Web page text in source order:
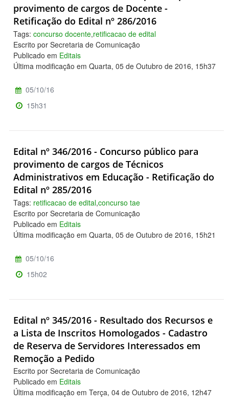
provimento de cargos de Docente -
Retificação do Edital nº 286/2016
Tags: concurso docente,retificacao de edital
Escrito por Secretaria de Comunicação
Publicado em Editais
Última modificação em Quarta, 05 de Outubro de 2016, 15h37
05/10/16
15h31
Edital nº 346/2016 - Concurso público para
provimento de cargos de Técnicos
Administrativos em Educação - Retificação do
Edital nº 285/2016
Tags: retificacao de edital,concurso tae
Escrito por Secretaria de Comunicação
Publicado em Editais
Última modificação em Quarta, 05 de Outubro de 2016, 15h21
05/10/16
15h02
Edital nº 345/2016 - Resultado dos Recursos e
a Lista de Inscritos Homologados - Cadastro
de Reserva de Servidores Interessados em
Remoção a Pedido
Escrito por Secretaria de Comunicação
Publicado em Editais
Última modificação em Terça, 04 de Outubro de 2016, 12h47